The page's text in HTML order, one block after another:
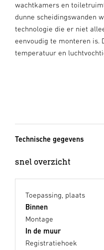
wachtkamers en
dunne scheidingswanden
technologie die er niet
eenvoudig te monteren is.
temperatuur en
Technische gegevens
snel overzicht
Toepassing, plaats
Binnen
Montage
In de muur
Registratiehoek